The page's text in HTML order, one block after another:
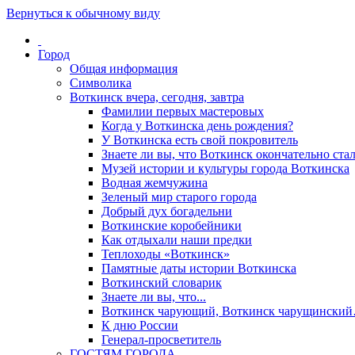
Вернуться к обычному виду
Город
Общая информация
Символика
Воткинск вчера, сегодня, завтра
Фамилии первых мастеровых
Когда у Воткинска день рождения?
У Воткинска есть свой покровитель
Знаете ли вы, что Воткинск окончательно
Музей истории и культуры города Воткинска
Водная жемчужина
Зеленый мир старого города
Добрый дух богадельни
Воткинские коробейники
Как отдыхали наши предки
Теплоходы «Воткинск»
Памятные даты истории Воткинска
Воткинский словарик
Знаете ли вы, что...
Воткинск чарующий, Воткинск
К дню России
Генерал-просветитель